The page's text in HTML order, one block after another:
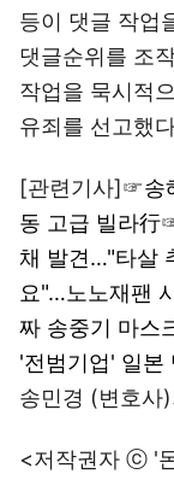
등이 댓글 작업
댓글순위를 조
작업을 묵시적
유죄를 선고했
[관련기사]☞송
동 고급 빌라行
채 발견…"타살
요"…노노재팬
짜 송중기 마스
'전범기업' 일본
송민경 (변호
<저작권자 ⓒ '